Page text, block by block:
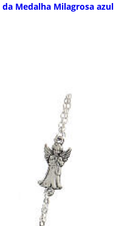
Medalha Milagrosa azul